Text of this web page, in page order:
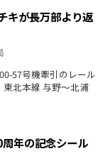
キが長万部より返
57号機牽引のレール
北本線 与野～北浦
年の記念シール